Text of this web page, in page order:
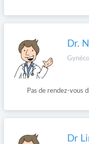
Dr.
Pas de rendez-vous
Dr